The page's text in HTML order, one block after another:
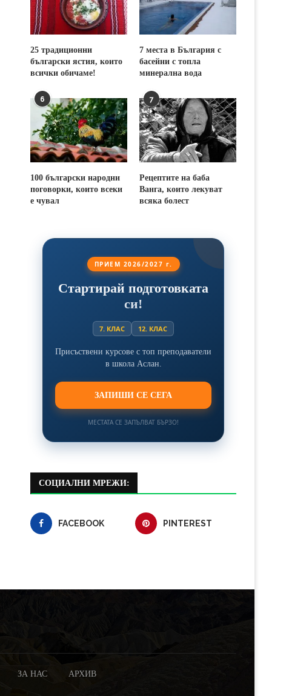
25 традиционни
български ястия, които
всички обичаме!
7 места в България с
басейни с топла
минерална вода
6
100 български народни
поговорки, които всеки
е чувал
7
Рецептите на баба
Ванга, които лекуват
всяка болест
ПРИЕМ 2026/2027 г.
Стартирай подготовката
си!
7. КЛАС 12. КЛАС
Присъствени курсове с топ преподаватели
в школа Аслан.
ЗАПИШИ СЕ СЕГА
МЕСТАТА СЕ ЗАПЪЛВАТ БЪРЗО!
СОЦИАЛНИ МРЕЖИ:
FACEBOOK PINTEREST
ЗА НАС АРХИВ